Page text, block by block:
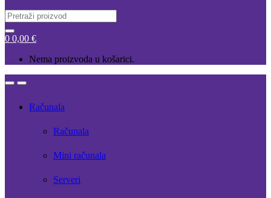
Search
for:
0 0,00 €
Nema proizvoda u košarici.
OpenClose
Računala
Računala
Mini računala
Serveri